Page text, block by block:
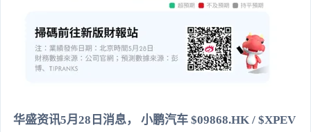
华盛资讯5月28日消息， 小鹏汽车 $09868.HK / $XPEV